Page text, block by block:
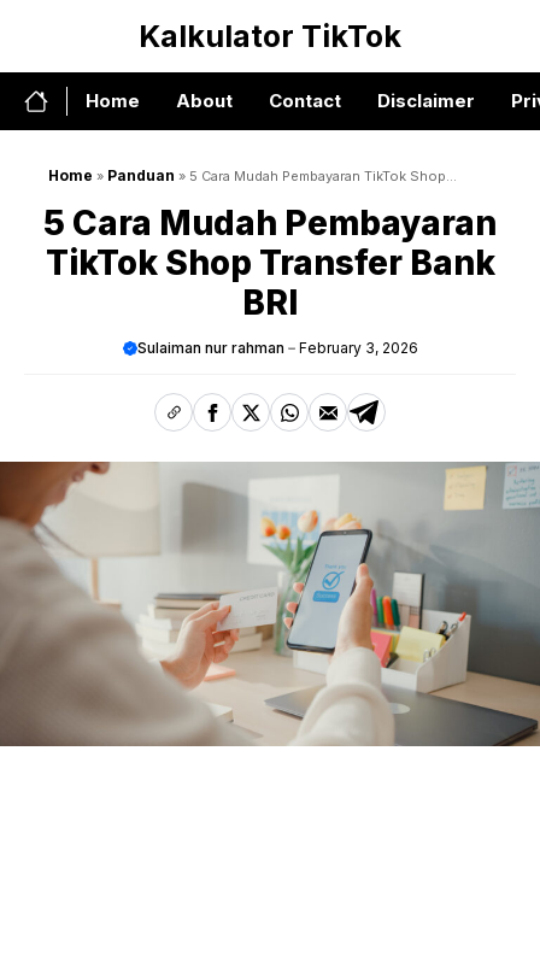
content
Kalkulator TikTok
Home About Contact Disclaimer
Home » Panduan » 5 Cara Mudah Pembayaran TikTok Shop
Transfer Bank BRI
5 Cara Mudah Pembayaran
TikTok Shop Transfer Bank
BRI
Sulaiman nur rahman February 3, 2026